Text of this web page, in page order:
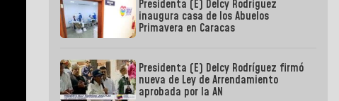
Presidenta (E) Delcy Rodríguez
inaugura casa de los Abuelos
Primavera en Caracas
Presidenta (E) Delcy Rodríguez firmó
nueva de Ley de Arrendamiento
aprobada por la AN